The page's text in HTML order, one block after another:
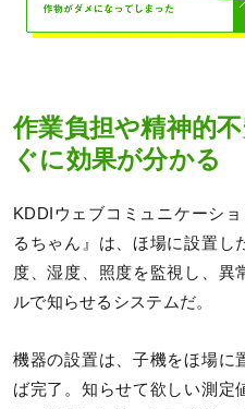
作業負担や精神的
ぐに効果が分かる
KDDIウェブコミュニケーシ
るちゃん』は、ほ場に設置し
度、湿度、照度を監視し、異
ルで知らせるシステムだ。
機器の設置は、子機をほ場に
ば完了。知らせて欲しい測定